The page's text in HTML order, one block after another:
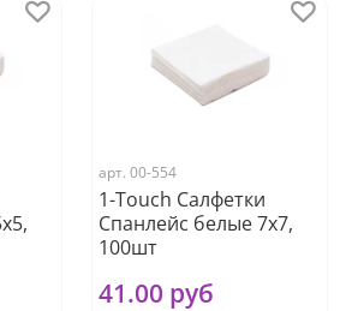
арт. 00-554
1-Touch Салфетки
Cпанлейс белые 7х7,
100шт
41.00 руб